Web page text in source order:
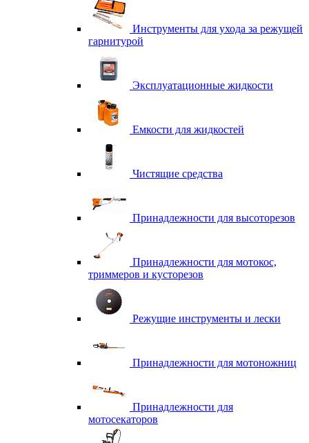
Инструменты для ухода за режущей
гарнитурой
Эксплуатационные жидкости
Емкости для жидкостей
Чистящие средства
Принадлежности для высоторезов
Принадлежности для мотокос,
триммеров и кусторезов
Режущие инструменты и лески
Принадлежности для мотоножниц
Принадлежности для
мотосекаторов